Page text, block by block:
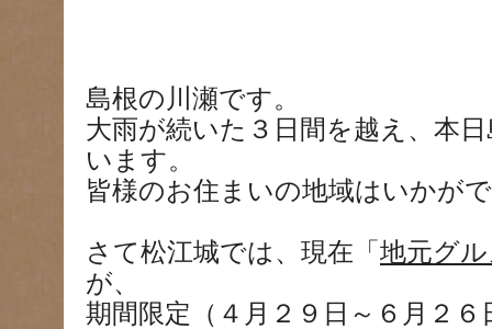
島根の川瀬です。
大雨が続いた３日間を越え、本
います。
皆様のお住まいの地域はいかが
さて松江城では、現在「 地元グ
が、
期間限定（４月２９日～６月２